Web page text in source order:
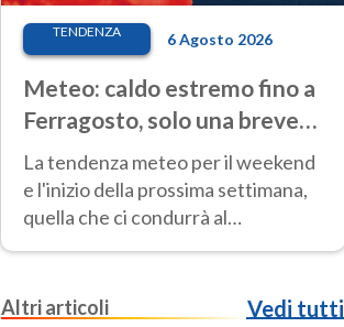
TENDENZA 6 Agosto 2026
Meteo: caldo estremo fino a
Ferragosto, solo una breve
pausa. Ecco dove
La tendenza meteo per il weekend
e l'inizio della prossima settimana,
quella che ci condurrà al
Ferragosto, vede ancora
Altri articoli
Vedi tutti